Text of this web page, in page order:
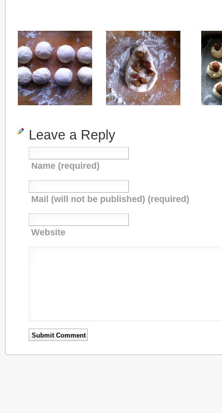
Leave a Reply
Name (required)
Mail (will not be published) (required)
Website